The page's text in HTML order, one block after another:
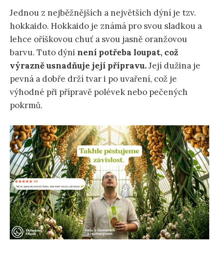
Jednou z nejběžnějších a největších dýní je tzv.
hokkaido. Hokkaido je známá pro svou sladkou a
lehce oříškovou chuť a svou jasně oranžovou
barvu. Tuto dýni není potřeba loupat, což
výrazně usnadňuje její přípravu.Její dužina je
pevná a dobře drží tvar i po uvaření, což je
výhodné při přípravě polévek nebo pečených
pokrmů.